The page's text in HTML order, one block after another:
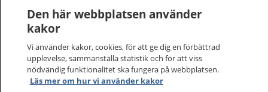
Den här webbplatsen använder
kakor
Vi använder kakor, cookies, för att ge dig en förbättrad
upplevelse, sammanställa statistik och för att viss
nödvändig funktionalitet ska fungera på webbplatsen.
Läs mer om hur vi använder kakor